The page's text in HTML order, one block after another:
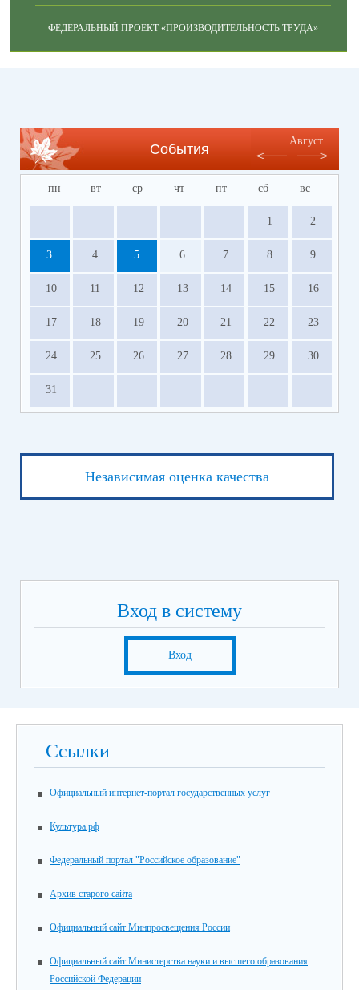
ФЕДЕРАЛЬНЫЙ ПРОЕКТ «ПРОИЗВОДИТЕЛЬНОСТЬ ТРУДА»
События
Август
пн вт ср чт пт сб вс
1 2
3 4 5 6 7 8 9
10 11 12 13 14 15 16
17 18 19 20 21 22 23
24 25 26 27 28 29 30
31
Независимая оценка качества
Вход в систему
Вход
Ссылки
Официальный интернет-портал государственных услуг
Культура.рф
Федеральный портал "Российское образование"
Архив старого сайта
Официальный сайт Минпросвещения России
Официальный сайт Министерства науки и высшего образования
Российской Федерации